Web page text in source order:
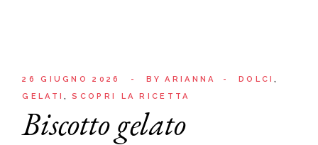
26 GIUGNO 2026 BY ARIANNA
DOLCI
GELATI
SCOPRI LA RICETTA
Biscotto gelato